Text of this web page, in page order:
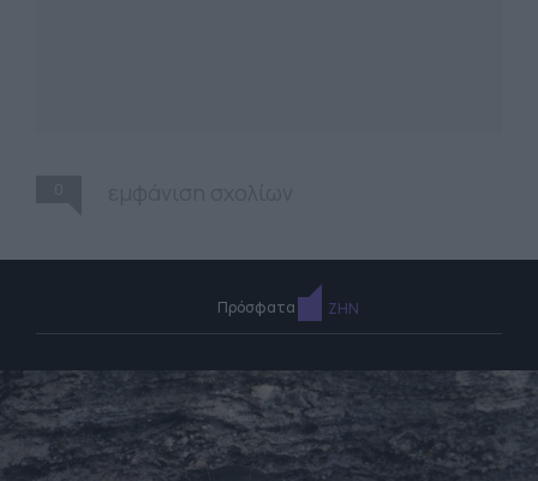
Πρόσφατα ΖΗΝ